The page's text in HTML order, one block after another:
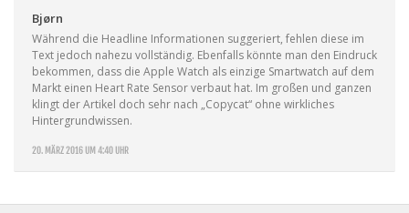
Bjørn
20. MÄRZ 2016 UM 4:40 UHR
Während die Headline Informationen suggeriert, fehlen diese im
Text jedoch nahezu vollständig. Ebenfalls könnte man den Eindruck
bekommen, dass die Apple Watch als einzige Smartwatch auf dem
Markt einen Heart Rate Sensor verbaut hat. Im großen und ganzen
klingt der Artikel doch sehr nach „Copycat“ ohne wirkliches
Hintergrundwissen.